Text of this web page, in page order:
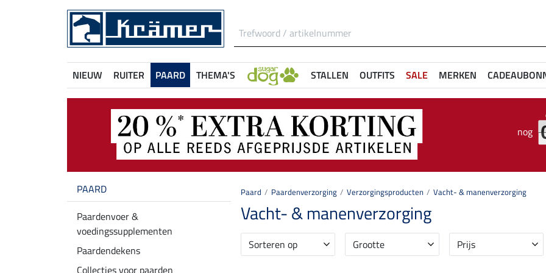
NIEUW RUITER PAARD THEMA'S STALLEN OUTFITS SALE MERKEN
nog
PAARD
Paardenvoer &
voedingssupplementen
Paardendekens
Collecties voor paarden
Paard Paardenverzorging Verzorgingsproducten Vacht- & manenverzorging
Vacht- & manenverzorging
Sorteren op Grootte Prijs